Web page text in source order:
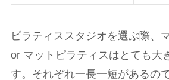
ピラティススタジオを選ぶ際、
or マットピラティスはとても大
す。それぞれ一長一短があるの